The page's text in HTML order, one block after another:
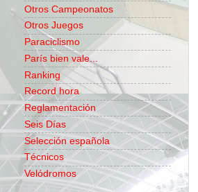
Otros Campeonatos
Otros Juegos
Paraciclismo
París bien vale...
Ranking
Record hora
Reglamentación
Seis Días
Selección española
Técnicos
Velódromos